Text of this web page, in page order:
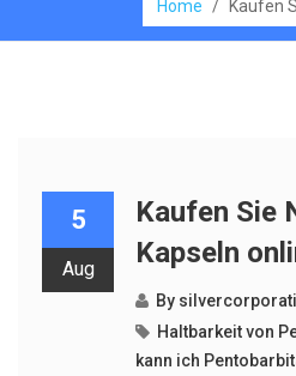
Home / Kaufen
5
Aug
Kaufen Sie
Kapseln
By
Haltbarkeit von
kann ich